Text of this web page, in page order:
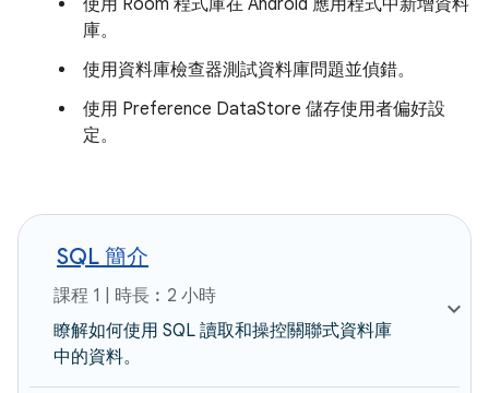
使用 Room 程式庫在 Android 應用程式中新增資料
庫。
使用資料庫檢查器測試資料庫問題並偵錯。
使用 Preference DataStore 儲存使用者偏好設
定。
SQL 簡介
課程 1 | 時長︰2 小時
瞭解如何使用 SQL 讀取和操控關聯式資料庫
中的資料。